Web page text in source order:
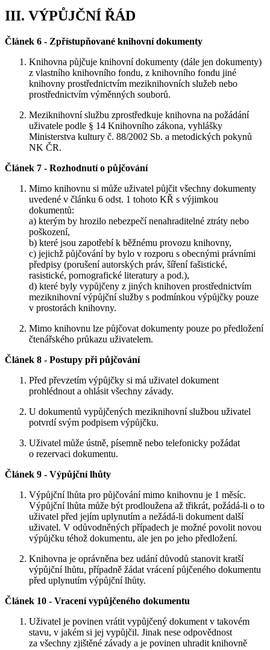
III. VÝPŮJČNÍ ŘÁD
Článek 6 - Zpřístupňované knihovní dokumenty
Knihovna půjčuje knihovní dokumenty (dále jen dokumenty)
z vlastního knihovního fondu, z knihovního fondu jiné
knihovny prostřednictvím meziknihovních služeb nebo
prostřednictvím výměnných souborů.
Meziknihovní službu zprostředkuje knihovna na požádání
uživatele podle § 14 Knihovního zákona, vyhlášky
Ministerstva kultury č. 88/2002 Sb. a metodických pokynů
NK ČR.
Článek 7 - Rozhodnutí o půjčování
Mimo knihovnu si může uživatel půjčit všechny dokumenty
uvedené v článku 6 odst. 1 tohoto KŘ s výjimkou
dokumentů:
a) kterým by hrozilo nebezpečí nenahraditelné ztráty nebo
poškození,
b) které jsou zapotřebí k běžnému provozu knihovny,
c) jejichž půjčování by bylo v rozporu s obecnými právními
předpisy (porušení autorských práv, šíření fašistické,
rasistické, pornografické literatury a pod.),
d) které byly vypůjčeny z jiných knihoven prostřednictvím
meziknihovní výpůjční služby s podmínkou výpůjčky pouze
v prostorách knihovny.
Mimo knihovnu lze půjčovat dokumenty pouze po předložení
čtenářského průkazu uživatelem.
Článek 8 - Postupy při půjčování
Před převzetím výpůjčky si má uživatel dokument
prohlédnout a ohlásit všechny závady.
U dokumentů vypůjčených meziknihovní službou uživatel
potvrdí svým podpisem výpůjčku.
Uživatel může ústně, písemně nebo telefonicky požádat
o rezervaci dokumentu.
Článek 9 - Výpůjční lhůty
Výpůjční lhůta pro půjčování mimo knihovnu je 1 měsíc.
Výpůjční lhůta může být prodloužena až třikrát, požádá-li o to
uživatel před jejím uplynutím a nežádá-li dokument další
uživatel. V odůvodněných případech je možné povolit novou
výpůjčku téhož dokumentu, ale jen po jeho předložení.
Knihovna je oprávněna bez udání důvodů stanovit kratší
výpůjční lhůtu, případně žádat vrácení půjčeného dokumentu
před uplynutím výpůjční lhůty.
Článek 10 - Vracení vypůjčeného dokumentu
Uživatel je povinen vrátit vypůjčený dokument v takovém
stavu, v jakém si jej vypůjčil. Jinak nese odpovědnost
za všechny zjištěné závady a je povinen uhradit knihovně